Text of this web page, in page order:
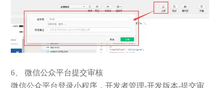
6、 微信公众平台提交审核
微信公众平台登录小程序，开发者管理-开发版本-提交审